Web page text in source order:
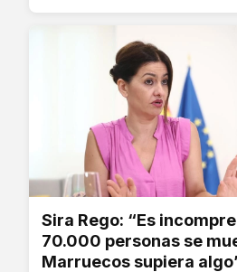
Sira Rego: “Es
70.000 personas se
Marruecos supiera